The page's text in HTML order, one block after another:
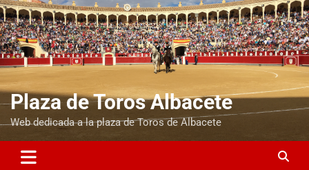
Plaza de Toros Albacete
Web dedicada a la plaza de Toros de Albacete